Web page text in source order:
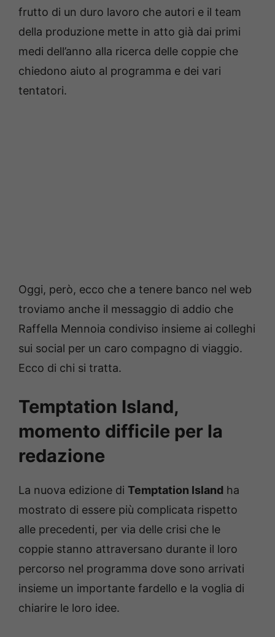
frutto di un duro lavoro che autori e il team
della produzione mette in atto già dai primi
medi dell’anno alla ricerca delle coppie che
chiedono aiuto al programma e dei vari
tentatori.
Oggi, però, ecco che a tenere banco nel web
troviamo anche il messaggio di addio che
Raffella Mennoia condiviso insieme ai colleghi
sui social per un caro compagno di viaggio.
Ecco di chi si tratta.
Temptation Island,
momento difficile per la
redazione
La nuova edizione di Temptation Island ha
mostrato di essere più complicata rispetto
alle precedenti, per via delle crisi che le
coppie stanno attraversano durante il loro
percorso nel programma dove sono arrivati
insieme un importante fardello e la voglia di
chiarire le loro idee.